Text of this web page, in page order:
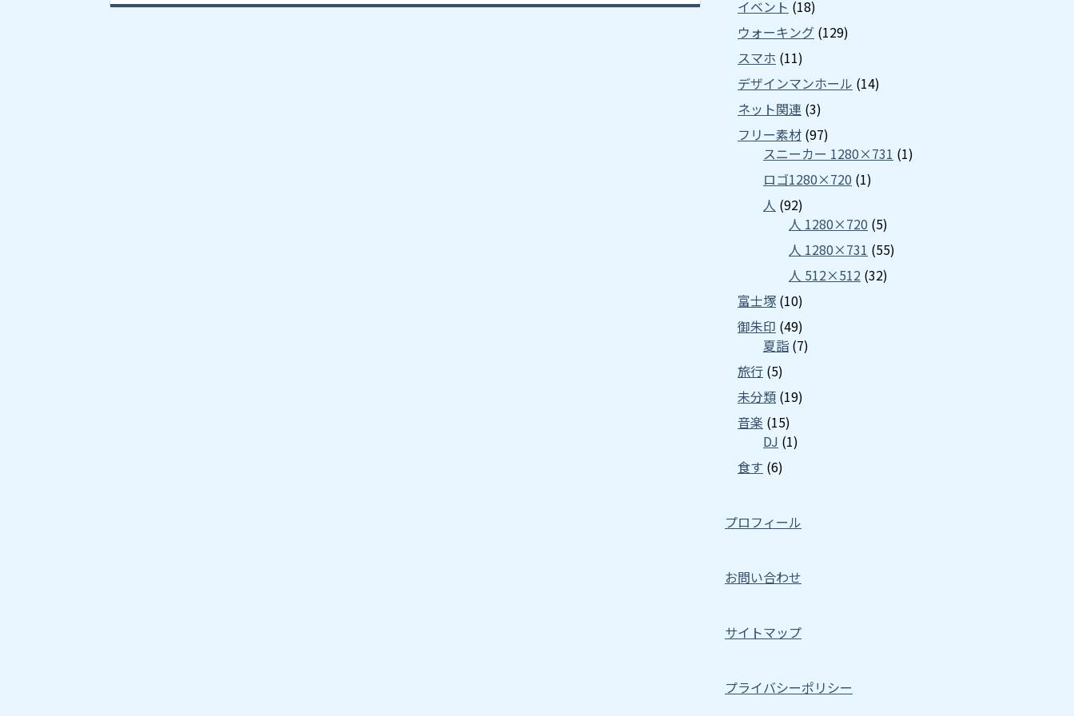
イベント (18)
ウォーキング (129)
スマホ (11)
デザインマンホール (14)
ネット関連 (3)
フリー素材 (97)
スニーカー 1280×731 (1)
ロゴ1280×720 (1)
人 (92)
人 1280×720 (5)
人 1280×731 (55)
人 512×512 (32)
富士塚 (10)
御朱印 (49)
夏詣 (7)
旅行 (5)
未分類 (19)
音楽 (15)
DJ (1)
食す (6)
プロフィール
お問い合わせ
サイトマップ
プライバシーポリシー